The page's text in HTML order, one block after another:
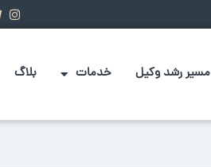
مسیر رشد وکیل خدمات بلاگ